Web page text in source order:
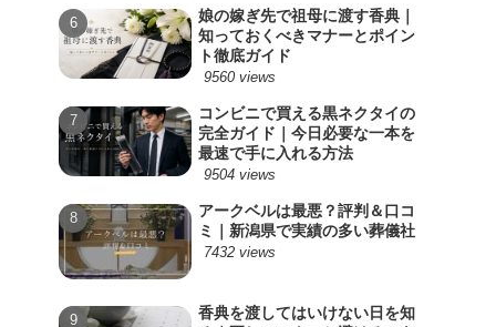
娘の嫁ぎ先で祖母に渡す香典｜
知っておくべきマナーとポイン
ト徹底ガイド
9560 views
コンビニで買える黒ネクタイの
完全ガイド｜今日必要な一本を
最速で手に入れる方法
9504 views
アークベルは最悪？評判＆口コ
ミ｜新潟県で実績の多い葬儀社
7432 views
香典を渡してはいけない日を知